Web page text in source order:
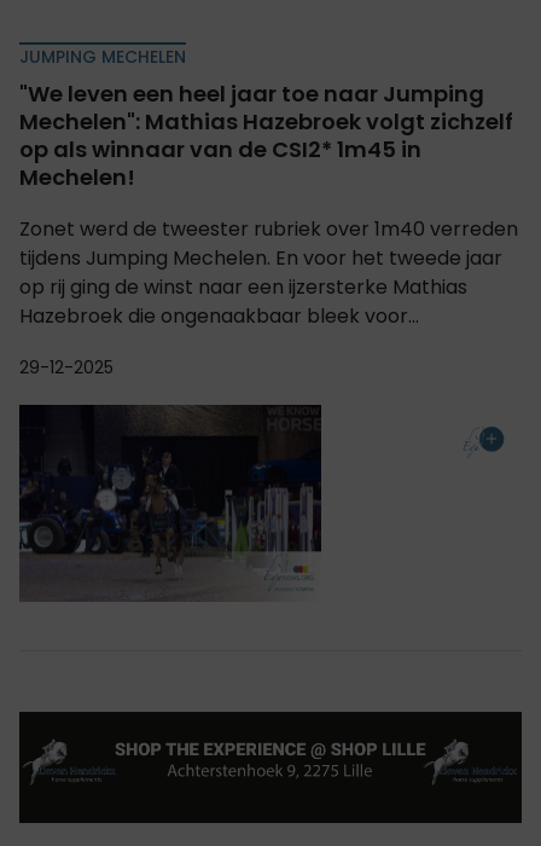
JUMPING MECHELEN
"We leven een heel jaar toe naar Jumping
Mechelen": Mathias Hazebroek volgt zichzelf
op als winnaar van de CSI2* 1m45 in
Mechelen!
Zonet werd de tweester rubriek over 1m40 verreden
tijdens Jumping Mechelen. En voor het tweede jaar
op rij ging de winst naar een ijzersterke Mathias
Hazebroek die ongenaakbaar bleek voor...
29-12-2025